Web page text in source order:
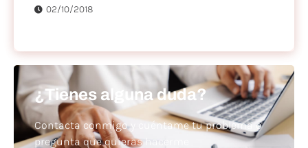
02/10/2018
¿Tienes alguna duda?
Contacta conmigo y cuéntame tu problema o
pregunta que quieras hacerme